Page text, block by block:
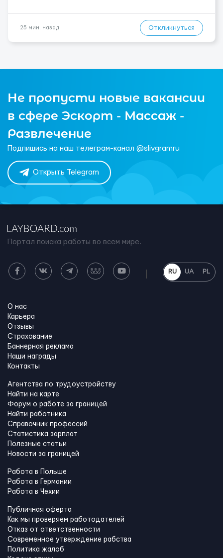
25 мин. назад Откликнуться
Не пропусти новые вакансии
в сфере Эскорт - Массаж -
Развлечение
Подпишись на наш телеграм-канал @slivgramru
Открыть Telegram
Портал поиска работы во всем мире.
RU UA PL
О нас
Карьера
Отзывы
Страхование
Баннерная реклама
Наши награды
Контакты
Агентства по трудоустройству
Найти на карте
Форум о работе за границей
Найти работника
Справочник профессий
Статистика зарплат
Полезные статьи
Новости за границей
Работа в Польше
Работа в Германии
Работа в Чехии
Публичная оферта
Как мы проверяем работодателей
Отказ от ответственности
Современное утверждение рабства
Политика жалоб